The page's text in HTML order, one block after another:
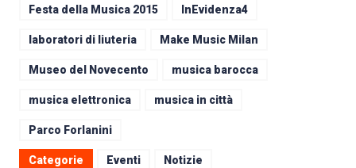
Festa della Musica 2015 InEvidenza4
laboratori di liuteria Make Music Milan
Museo del Novecento musica barocca
musica elettronica musica in città
Parco Forlanini
Categorie Eventi Notizie